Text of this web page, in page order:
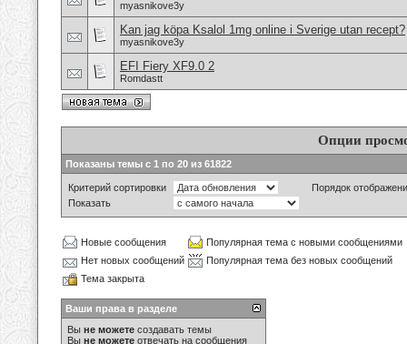
myasnikove3y
Kan jag köpa Ksalol 1mg online i Sverige utan recept?
myasnikove3y
EFI Fiery XF9.0 2
Romdastt
Опции
Показаны темы с 1 по 20 из 61822
Критерий сортировки
Порядок
Показать
Новые сообщения
Популярная тема с новыми сообщениями
Нет новых сообщений
Популярная тема без новых сообщений
Тема закрыта
Ваши права в разделе
Вы не можете создавать темы
Вы не можете отвечать на сообщения